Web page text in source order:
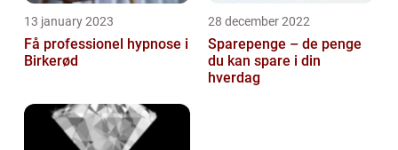
13 january 2023
Få professionel hypnose i
Birkerød
28 december 2022
Sparepenge – de penge
du kan spare i din
hverdag